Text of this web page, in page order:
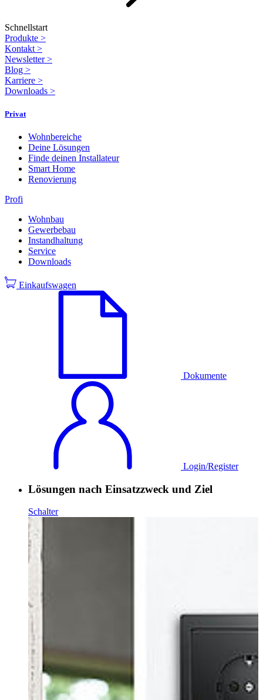
Schnellstart
Produkte >
Kontakt >
Newsletter>
Blog >
Karriere >
Downloads >
Privat
Wohnbereiche
Deine Lösungen
Finde deinen Installateur
Smart Home
Renovierung
Profi
Wohnbau
Gewerbebau
Instandhaltung
Service
Downloads
Einkaufswagen
Dokumente
Login/Register
Lösungen nach Einsatzzweck und Ziel
Schalter